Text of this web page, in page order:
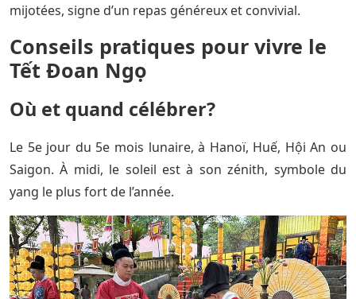
mijotées, signe d’un repas généreux et convivial.
Conseils pratiques pour vivre le
Tết Đoan Ngọ
Où et quand célébrer?
Le 5e jour du 5e mois lunaire, à Hanoï, Huế, Hội An ou
Saigon. À midi, le soleil est à son zénith, symbole du
yang le plus fort de l’année.